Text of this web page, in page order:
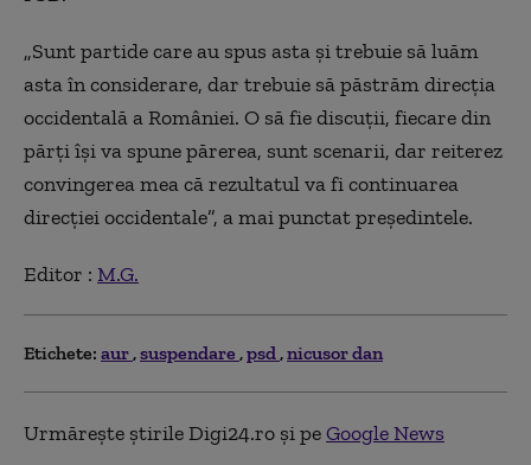
„Sunt partide care au spus asta și trebuie să luăm
asta în considerare, dar trebuie să păstrăm direcția
occidentală a României. O să fie discuții, fiecare din
părți își va spune părerea, sunt scenarii, dar reiterez
convingerea mea că rezultatul va fi continuarea
direcției occidentale”, a mai punctat președintele.
Editor : M.G.
Etichete: aur suspendare psd nicusor dan
Urmărește știrile Digi24.ro și peGoogle News